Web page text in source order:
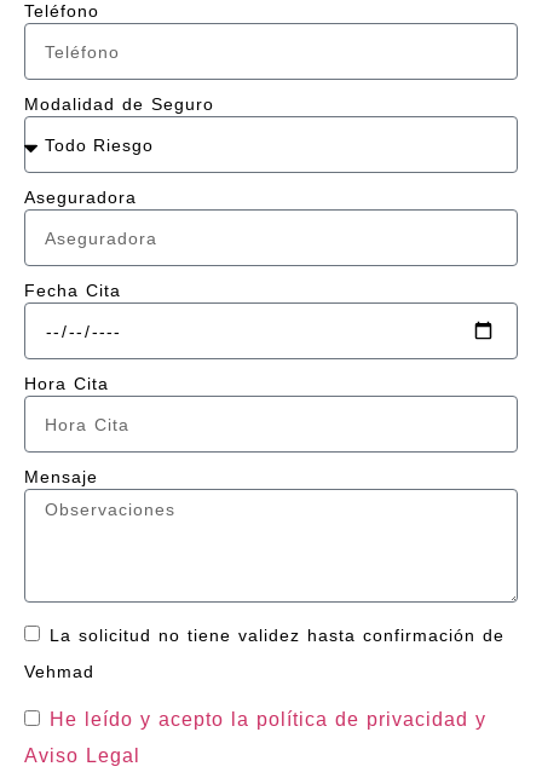
Teléfono
Modalidad de Seguro
Aseguradora
Fecha Cita
Hora Cita
Mensaje
La solicitud no tiene validez hasta confirmación de
Vehmad
He leído y acepto la política de privacidad y
Aviso Legal